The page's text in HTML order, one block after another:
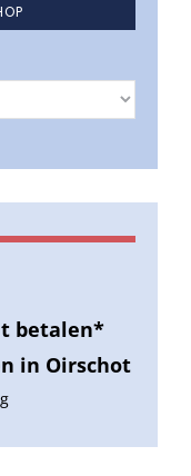
betalen*
in Oirschot